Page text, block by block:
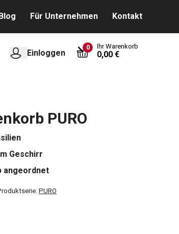
Für Unternehmen Kontakt
Einloggen
0 Ihr Warenkorb
0,00 €
PURO
Geschirr
angeordnet
PURO